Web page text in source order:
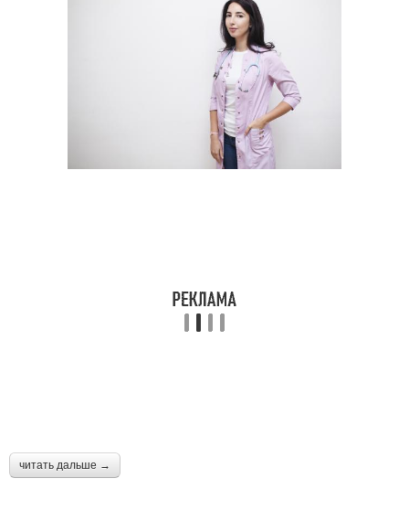
читать дальше →